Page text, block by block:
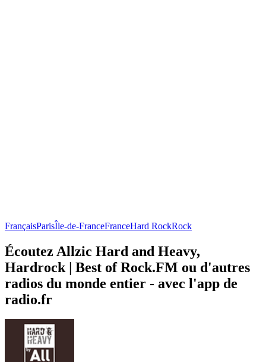
FrançaisParisÎle-de-FranceFranceHard RockRock
Écoutez Allzic Hard and Heavy,
Hardrock | Best of Rock.FM ou d'autres
radios du monde entier - avec l'app de
radio.fr